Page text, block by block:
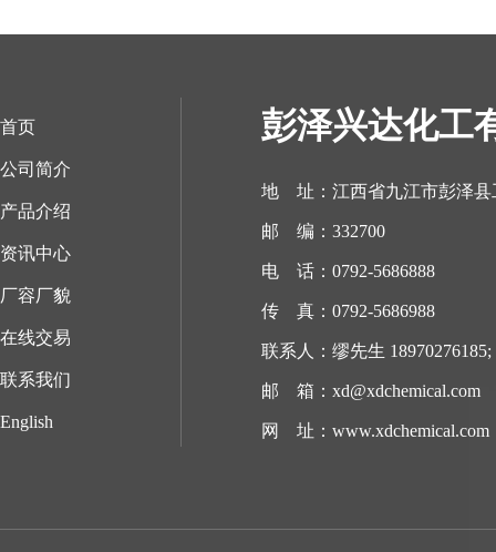
首页
公司简介
产品介绍
资讯中心
厂容厂貌
在线交易
联系我们
English
彭泽兴达化工
地 址：江西省九江市彭泽县
邮 编：332700
电 话：0792-5686888
传 真：0792-5686988
联系人：缪先生 18970276185;
邮 箱： xd@xdchemical.com
网 址： www.xdchemical.com